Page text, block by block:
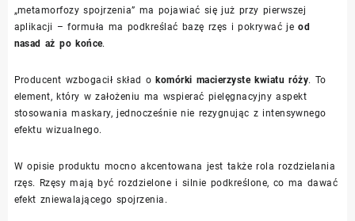
„metamorfozy spojrzenia” ma pojawiać się już przy pierwszej
aplikacji – formuła ma podkreślać bazę rzęs i pokrywać jeod
nasad aż po końce.
Producent wzbogacił skład okomórki macierzyste kwiatu róży. To
element, który w założeniu ma wspierać pielęgnacyjny aspekt
stosowania maskary, jednocześnie nie rezygnując z intensywnego
efektu wizualnego.
W opisie produktu mocno akcentowana jest także rola rozdzielania
rzęs. Rzęsy mają być rozdzielone i silnie podkreślone, co ma dawać
efekt zniewalającego spojrzenia.